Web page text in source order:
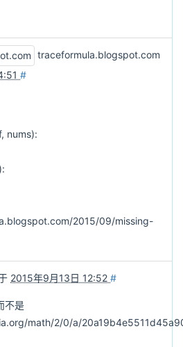
traceformula.blogspot.com
#
nums):
2015/09/missing-
2015年9月13日 12:52 #
不是
math/2/0/a/